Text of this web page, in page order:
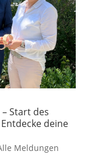
Start des
deine
Meldungen